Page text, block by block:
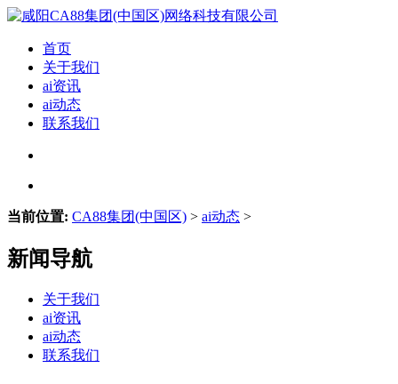
首页
关于我们
ai资讯
ai动态
联系我们
当前位置: CA88集团(中国区) > ai动态 >
新闻导航
关于我们
ai资讯
ai动态
联系我们